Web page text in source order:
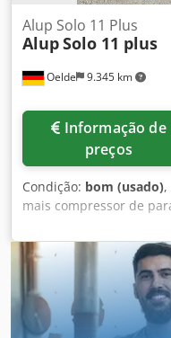
Oelde 9.345 km
Alup Solo 11 Plus
AlupSolo 11 plus
preços
Condição: bom (usado)
mais compressor de
totalmente automático,
compressão de estágio
refrigerado a ar, com
velocidade. Pressão
11,00 kW Dodpfx
0,39 - 1,94m³/min